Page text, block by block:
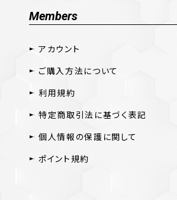
Members
アカウント
ご購入方法について
利用規約
特定商取引法に基づく表記
個人情報の保護に関して
ポイント規約